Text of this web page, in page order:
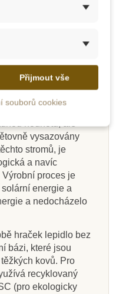
ekologických
Thajska a v této
produkci využívá
neprodukují
dřevo vykupuje od
vysazovány
stromů, je
a navíc
proces je
energie a
a nedocházelo
hraček lepidlo bez
bázi, které jsou
kovů. Pro
recyklovaný
(pro ekologicky
Přijmout vše
souborů cookies